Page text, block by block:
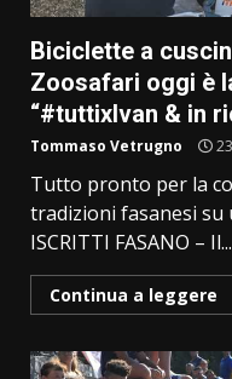
Biciclette a
Zoosafari oggi è
“#tuttixIvan & in
Tommaso Vetrugno
Tutto pronto per la
tradizioni fasanesi su
ISCRITTI FASANO ­– Il...
Continua a leggere